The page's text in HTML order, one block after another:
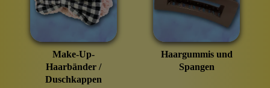
Make-Up-
Haarbänder /
Duschkappen
Haargummis und
Spangen